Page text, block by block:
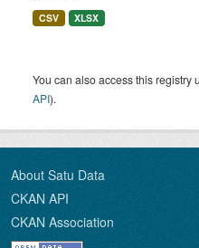
CSV XLSX
You can also access this registry
API).
About Satu Data
CKAN API
CKAN Association